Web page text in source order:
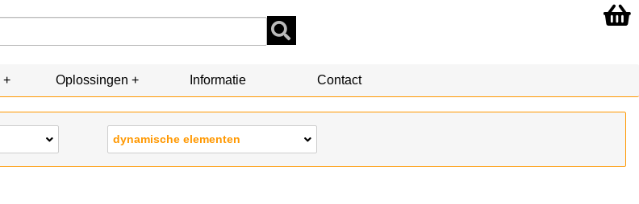
Oplossingen Informatie Contact
dynamische elementen